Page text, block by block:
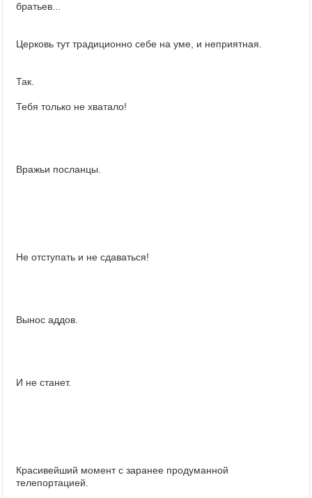
братьев...
Церковь тут традиционно себе на уме, и неприятная.
Так.
Тебя только не хватало!
Вражьи посланцы.
Не отступать и не сдаваться!
Вынос аддов.
И не станет.
Красивейший момент с заранее продуманной
телепортацией.